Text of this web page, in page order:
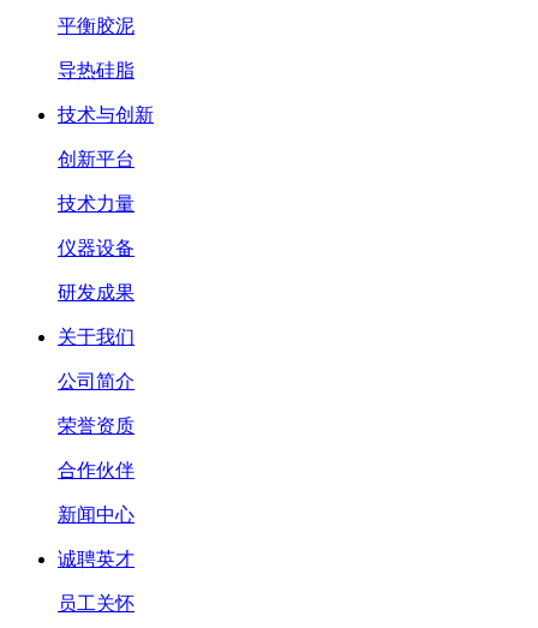
平衡胶泥
导热硅脂
技术与创新
创新平台
技术力量
仪器设备
研发成果
关于我们
公司简介
荣誉资质
合作伙伴
新闻中心
诚聘英才
员工关怀